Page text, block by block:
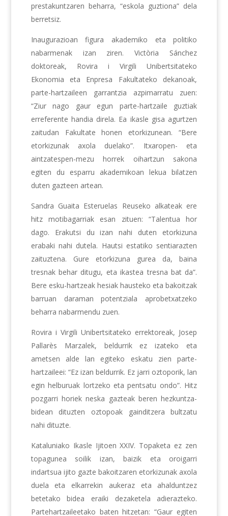
prestakuntzaren beharra, “eskola guztiona” dela
berretsiz.
Inaugurazioan figura akademiko eta politiko
nabarmenak izan ziren. Victòria Sánchez
doktoreak, Rovira i Virgili Unibertsitateko
Ekonomia eta Enpresa Fakultateko dekanoak,
parte-hartzaileen garrantzia azpimarratu zuen:
“Ziur nago gaur egun parte-hartzaile guztiak
erreferente handia direla. Ea ikasle gisa agurtzen
zaitudan Fakultate honen etorkizunean. “Bere
etorkizunak axola duelako”. Itxaropen- eta
aintzatespen-mezu horrek oihartzun sakona
egiten du esparru akademikoan lekua bilatzen
duten gazteen artean.
Sandra Guaita Esteruelas Reuseko alkateak ere
hitz motibagarriak esan zituen: “Talentua hor
dago. Erakutsi du izan nahi duten etorkizuna
erabaki nahi dutela. Hautsi estatiko sentiarazten
zaituztena. Gure etorkizuna gurea da, baina
tresnak behar ditugu, eta ikastea tresna bat da”.
Bere esku-hartzeak hesiak hausteko eta bakoitzak
barruan daraman potentziala aprobetxatzeko
beharra nabarmendu zuen.
Rovira i Virgili Unibertsitateko errektoreak, Josep
Pallarès Marzalek, beldurrik ez izateko eta
ametsen alde lan egiteko eskatu zien parte-
hartzaileei: “Ez izan beldurrik. Ez jarri oztoporik, lan
egin helburuak lortzeko eta pentsatu ondo”. Hitz
pozgarri horiek neska gazteak beren hezkuntza-
bidean dituzten oztopoak gainditzera bultzatu
nahi dituzte.
Kataluniako Ikasle Ijitoen XXIV. Topaketa ez zen
topagunea soilik izan, baizik eta oroigarri
indartsua ijito gazte bakoitzaren etorkizunak axola
duela eta elkarrekin aukeraz eta ahalduntzez
betetako bidea eraiki dezaketela adierazteko.
Partehartzaileetako baten hitzetan: “Gaur egiten